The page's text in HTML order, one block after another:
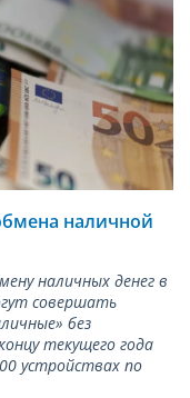
наличной
наличных денег в
совершать
без
текущего года
устройствах по